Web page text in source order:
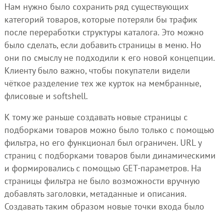
Нам нужно было сохранить ряд существующих
категорий товаров, которые потеряли бы трафик
после переработки структуры каталога. Это можно
было сделать, если добавить страницы в меню. Но
они по смыслу не подходили к его новой концепции.
Клиенту было важно, чтобы покупатели видели
чёткое разделение тех же курток на мембранные,
флисовые и softshell.
К тому же раньше создавать новые страницы с
подборками товаров можно было только с помощью
фильтра, но его функционал был ограничен. URL у
страниц с подборками товаров были динамическими
и формировались с помощью GET-параметров. На
страницы фильтра не было возможности вручную
добавлять заголовки, метаданные и описания.
Создавать таким образом новые точки входа было